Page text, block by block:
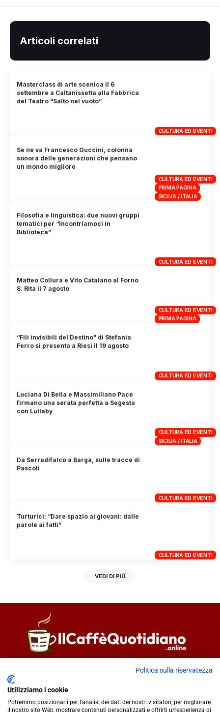
Articoli correlati
CULTURA ED EVENTI
Masterclass di arte scenica il 6
settembre a Caltanissetta alla Fabbrica
del Teatro “Salto nel vuoto”
CULTURA ED EVENTI
PRIMA PAGINA
SICILIA / ITALIA
Se ne va Francesco Guccini, colonna
sonora delle generazioni che pensano
un mondo migliore
CULTURA ED EVENTI
Filosofia e linguistica: due nuovi gruppi
tematici per “Incontriamoci in
Biblioteca”
CULTURA ED EVENTI
PRIMA PAGINA
Matteo Collura e Vito Catalano al Forno
S. Rita il 7 agosto
CULTURA ED EVENTI
“Fili invisibili del Destino” di Stefania
Ferro si presenta a Riesi il 19 agosto
CULTURA ED EVENTI
SICILIA / ITALIA
Luciana Di Bella e Massimiliano Pace
firmano una serata perfetta a Segesta
con Lullaby
CULTURA ED EVENTI
Da Serradifalco a Barga, sulle tracce di
Pascoli
CULTURA ED EVENTI
Turturici: “Dare spazio ai giovani: dalle
parole ai fatti”
VEDI DI PIÙ
Fiorella Falci
redazione@ilcaffequotidiano.online
C.F. 92076900858
Politica sulla riservatezza
Utilizziamo i cookie
Potremmo posizionarli per l'analisi dei dati dei nostri visitatori, per migliorare
il nostro sito Web, mostrare contenuti personalizzati e offrirti un'esperienza di